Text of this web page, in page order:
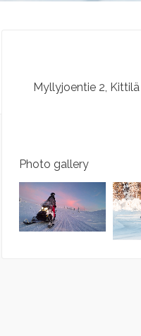
Myllyjoentie 2 Kittilä
Photo gallery